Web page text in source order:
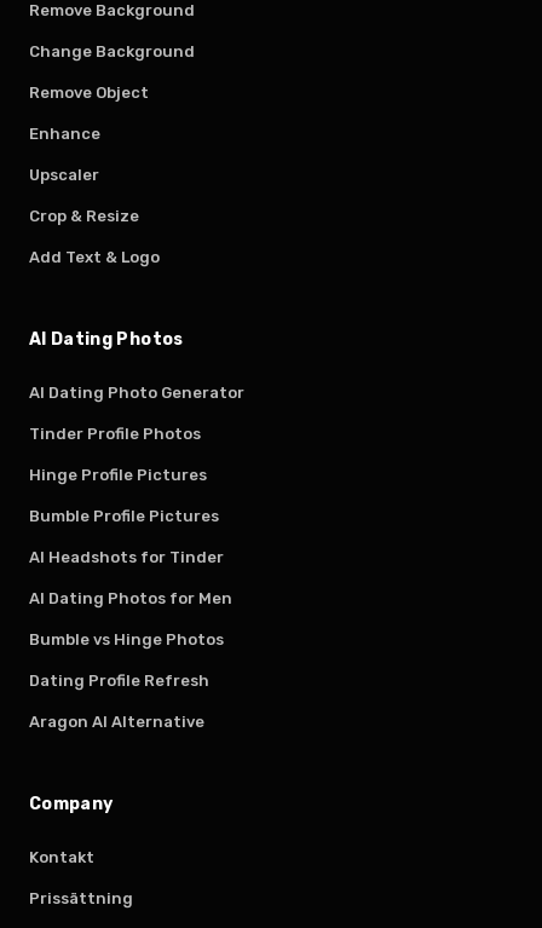
Remove Background
Change Background
Remove Object
Enhance
Upscaler
Crop & Resize
Add Text & Logo
AI Dating Photos
AI Dating Photo Generator
Tinder Profile Photos
Hinge Profile Pictures
Bumble Profile Pictures
AI Headshots for Tinder
AI Dating Photos for Men
Bumble vs Hinge Photos
Dating Profile Refresh
Aragon AI Alternative
Company
Kontakt
Prissättning